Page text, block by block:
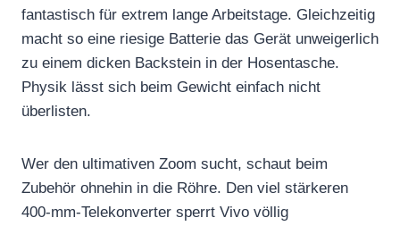
fantastisch für extrem lange Arbeitstage. Gleichzeitig
macht so eine riesige Batterie das Gerät unweigerlich
zu einem dicken Backstein in der Hosentasche.
Physik lässt sich beim Gewicht einfach nicht
überlisten.
Wer den ultimativen Zoom sucht, schaut beim
Zubehör ohnehin in die Röhre. Den viel stärkeren
400-mm-Telekonverter sperrt Vivo völlig